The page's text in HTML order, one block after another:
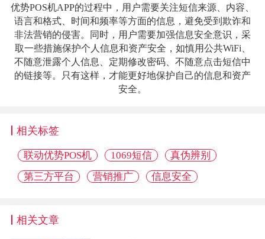
优势POS机APP的过程中，用户需要关注短信来源、内容、
语言和格式、时间和频率等方面的信息，避免受到欺诈和
非法营销的侵害。同时，用户需要加强信息安全意识，采
取一些措施保护个人信息和资产安全，如慎用公共WiFi、
不随意泄露个人信息、定期修改密码、不随意点击短信中
的链接等。只有这样，才能更好地保护自己的信息和资产
安全。
相关标签
联动优势POS机 1069短信
真伪辨别
第三方平台
营销推广 信息安全
相关文章